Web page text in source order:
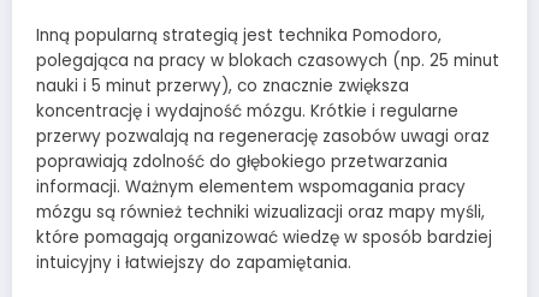
Inną popularną strategią jest technika Pomodoro,
polegająca na pracy w blokach czasowych (np. 25 minut
nauki i 5 minut przerwy), co znacznie zwiększa
koncentrację i wydajność mózgu. Krótkie i regularne
przerwy pozwalają na regenerację zasobów uwagi oraz
poprawiają zdolność do głębokiego przetwarzania
informacji. Ważnym elementem wspomagania pracy
mózgu są również techniki wizualizacji oraz mapy myśli,
które pomagają organizować wiedzę w sposób bardziej
intuicyjny i łatwiejszy do zapamiętania.